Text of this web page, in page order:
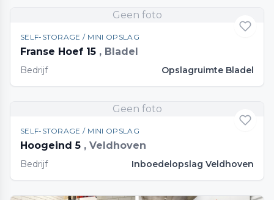
Geen foto
SELF-STORAGE / MINI OPSLAG
Franse Hoef 15 , Bladel
Bedrijf Opslagruimte Bladel
Geen foto
SELF-STORAGE / MINI OPSLAG
Hoogeind 5 , Veldhoven
Bedrijf Inboedelopslag Veldhoven